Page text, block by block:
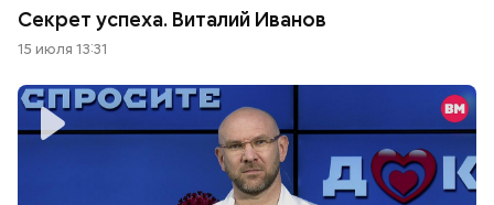
Секрет успеха. Виталий Иванов
15 июля 13:31